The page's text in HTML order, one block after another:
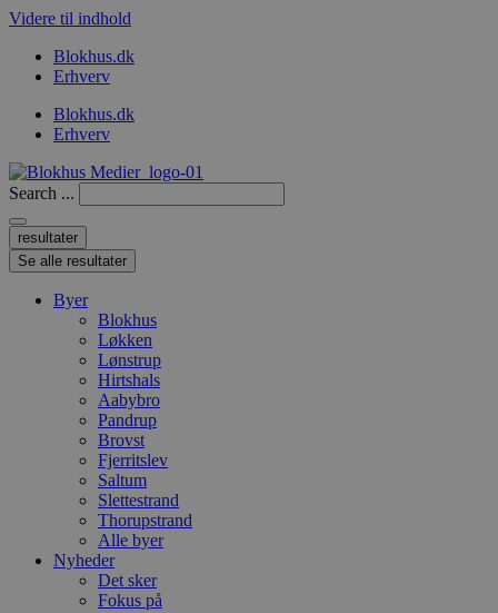
Videre til indhold
Blokhus.dk
Erhverv
Blokhus.dk
Erhverv
Search ...
resultater
Se alle resultater
Byer
Blokhus
Løkken
Lønstrup
Hirtshals
Aabybro
Pandrup
Brovst
Fjerritslev
Saltum
Slettestrand
Thorupstrand
Alle byer
Nyheder
Det sker
Fokus på